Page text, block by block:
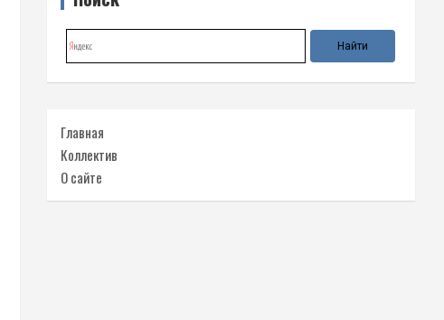
Главная
Коллектив
О сайте